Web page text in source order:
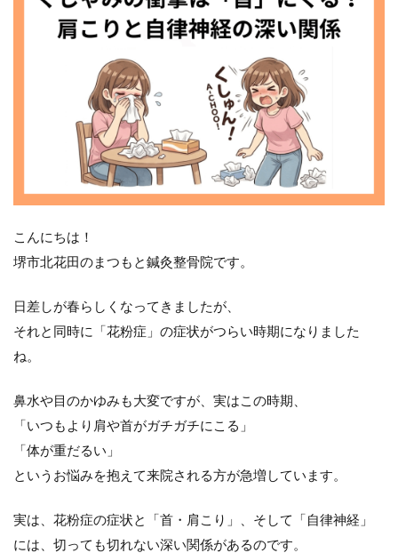
こんにちは！
堺市北花田のまつもと鍼灸整骨院です。
日差しが春らしくなってきましたが、
それと同時に「花粉症」の症状がつらい時期になりました
ね。
鼻水や目のかゆみも大変ですが、実はこの時期、
「いつもより肩や首がガチガチにこる」
「体が重だるい」
というお悩みを抱えて来院される方が急増しています。
実は、花粉症の症状と「首・肩こり」、そして「自律神経」
には、切っても切れない深い関係があるのです。